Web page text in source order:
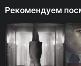
Рекомендуем